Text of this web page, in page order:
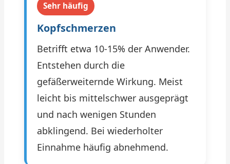
Sehr häufig
Kopfschmerzen
Betrifft etwa 10-15% der Anwender.
Entstehen durch die
gefäßerweiternde Wirkung. Meist
leicht bis mittelschwer ausgeprägt
und nach wenigen Stunden
abklingend. Bei wiederholter
Einnahme häufig abnehmend.